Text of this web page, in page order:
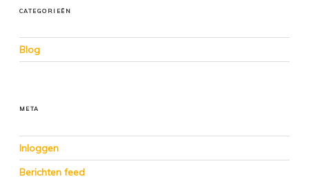
CATEGORIEËN
Blog
META
Inloggen
Berichten feed